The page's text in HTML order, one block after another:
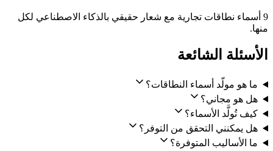
9 أسماء نطاقات تجارية مع شعار حقيقي بالذكاء الاصطناعي لكل
منها.
الأسئلة الشائعة
ما هو مولّد أسماء النطاقات؟
هل هو مجاني؟
كيف تُولَّد الأسماء؟
هل يمكنني التحقق من التوفر؟
ما الأساليب المتوفرة؟